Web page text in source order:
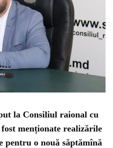
la Consiliul raional cu
menționate realizările
pentru o nouă săptămînă